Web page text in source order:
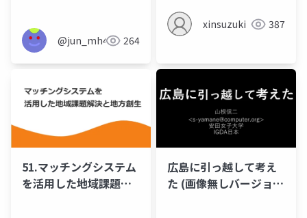
@jun_mh4g264
xinsuzuki 387
51.マッチングシステム
を活用した地域課題解
広島に引っ越して考え
た (画像無しバージョ